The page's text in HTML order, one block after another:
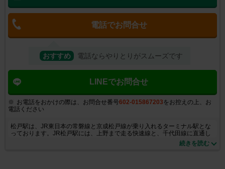
電話でお問合せ
おすすめ 電話ならやりとりがスムーズです
LINEでお問合せ
お電話をおかけの際は、お問合せ番号602-015867203 をお控えの上、お
電話ください
松戸駅は、JR東日本の常磐線と京成松戸線が乗り入れるターミナル駅とな
っております。JR松戸駅には、上野まで走る快速線と、千代田線に直通し
ている緩行線が停車し、都内へのアクセスも大変良好です。 駅の東西両方
にはペデストリアンデッキが広がっており、西口デッキ下と、イトーヨー
続きを読む